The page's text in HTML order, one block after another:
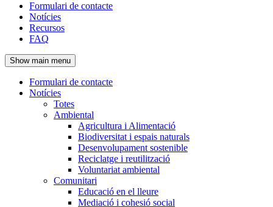
Navegació
principal
de
l'encapçalament
Formulari de contacte
Notícies
Recursos
FAQ
Show main menu
Navegació
principal
Formulari de contacte
Notícies
Totes
Ambiental
Agricultura i Alimentació
Biodiversitat i espais naturals
Desenvolupament sostenible
Reciclatge i reutilització
Voluntariat ambiental
Comunitari
Educació en el lleure
Mediació i cohesió social